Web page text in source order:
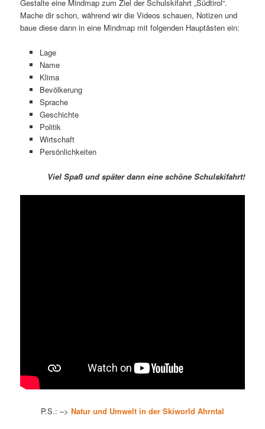
Gestalte eine Mindmap zum Ziel der Schulskifahrt „Südtirol“.
Mache dir schon, während wir die Videos schauen, Notizen und
baue diese dann in eine Mindmap mit folgenden Hauptästen ein:
Lage
Name
Klima
Bevölkerung
Sprache
Geschichte
Politik
Wirtschaft
Persönlichkeiten
Viel Spaß und später dann eine schöne Schulskifahrt!
P.S.: –> Natur und Umwelt in der Skiworld Ahrntal